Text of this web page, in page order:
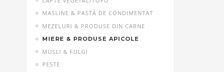
MASLINE & PASTĂ DE CONDIMENTAT
MEZELURI & PRODUSE DIN CARNE
MIERE & PRODUSE APICOLE
MUSLI & FULGI
PESTE